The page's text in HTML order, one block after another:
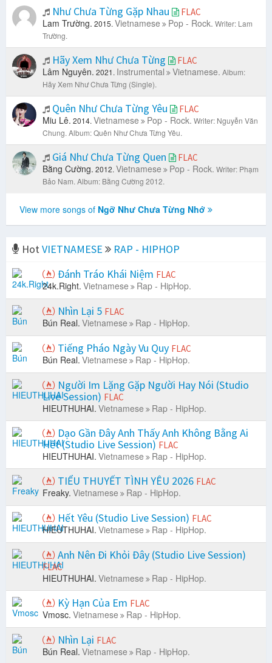
Như Chưa Từng Gặp Nhau FLAC
Lam Trường. 2015. Vietnamese Pop - Rock. Writer: Lam
Trường.
Hãy Xem Như Chưa Từng FLAC
Lâm Nguyên. 2021. Instrumental Vietnamese. Album:
Hãy Xem Như Chưa Từng (Single).
Quên Như Chưa Từng Yêu FLAC
Miu Lê. 2014. Vietnamese Pop - Rock. Writer: Nguyễn Văn
Chung. Album: Quên Như Chưa Từng Yêu.
Giá Như Chưa Từng Quen FLAC
Bằng Cường. 2012. Vietnamese Pop - Rock. Writer: Phạm
Bảo Nam. Album: Bằng Cường 2012.
View more songs of Ngỡ Như Chưa Từng Nhớ
HotVIETNAMESE
RAP - HIPHOP
Đánh Tráo Khái Niệm FLAC
24k.Right. Vietnamese Rap - HipHop.
Nhìn Lại 5 FLAC
Bún Real. Vietnamese Rap - HipHop.
Tiếng Pháo Ngày Vu Quy FLAC
Bún Real. Vietnamese Rap - HipHop.
Người Im Lặng Gặp Người Hay Nói (Studio
Live Session) FLAC
HIEUTHUHAI. Vietnamese Rap - HipHop.
Dạo Gần Đây Anh Thấy Anh Không Bằng Ai
Hết (Studio Live Session) FLAC
HIEUTHUHAI. Vietnamese Rap - HipHop.
TIỂU THUYẾT TÌNH YÊU 2026 FLAC
Freaky. Vietnamese Rap - HipHop.
Hết Yêu (Studio Live Session) FLAC
HIEUTHUHAI. Vietnamese Rap - HipHop.
Anh Nên Đi Khỏi Đây (Studio Live Session)
FLAC
HIEUTHUHAI. Vietnamese Rap - HipHop.
Kỳ Hạn Của Em FLAC
Vmosc. Vietnamese Rap - HipHop.
Nhìn Lại FLAC
Bún Real. Vietnamese Rap - HipHop.